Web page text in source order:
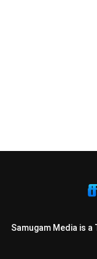
Samugam Media is a